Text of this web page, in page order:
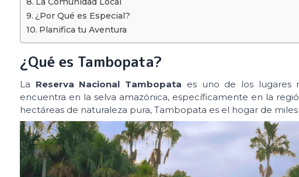
¿Por Qué es Especial?
Planifica tu Aventura
¿Qué es Tambopata?
La Reserva Nacional Tambopata es uno de los lugares
encuentra en la selva amazónica, específicamente en la
hectáreas de naturaleza pura, Tambopata es el hogar de